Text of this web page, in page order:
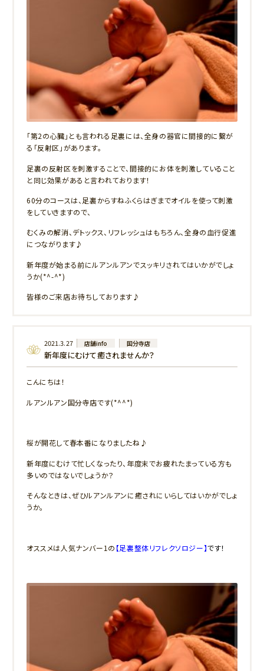
「第2の心臓」とも言われる足裏には、全身の器官に間接的に繋が
る「反射区」があります。
足裏の反射区を刺激することで、間接的にお体を刺激していること
と同じ効果があると言われております！
60分のコースは、足裏からすねふくらはぎまでオイルを使って刺激
をしていきますので、
むくみの解消、デトックス、リフレッシュはもちろん、全身の血行促進
につながります♪
新年度が始まる前にルアンルアンでスッキリされてはいかがでしょ
うか(*^-^*)
皆様のご来店お待ちしております♪
2021.3.27 店舗info 国分寺店
新年度にむけて癒されませんか？
こんにちは！
ルアンルアン国分寺店です(*^^*)
桜が開花して春本番になりましたね♪
新年度にむけて忙しくなったり、年度末でお疲れたまっている方も
多いのではないでしょうか？
そんなときは、ぜひルアンルアンに癒されにいらしてはいかがでしょ
うか。
オススメは人気ナンバー1の 【足裏整体リフレクソロジー】です！